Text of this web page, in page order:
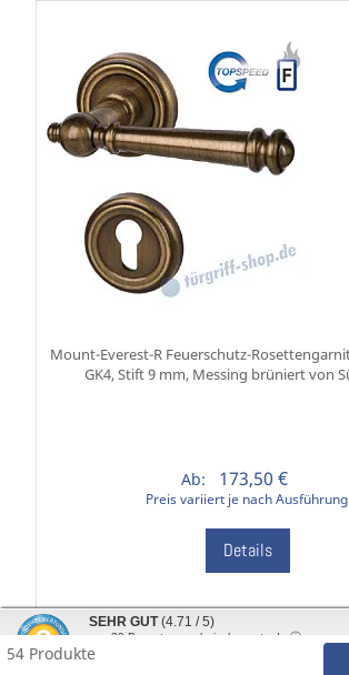
54 Produkte
Mount-Everest-R Feuerschutz-
GK4, Stift 9 mm, Messing brüniert von
Ab: 173,50 €
Preis variiert je nach Ausführung.
Details
Versandkosten
SEHR GUT (4.71 / 5)
30 Bewertungen bei: shopvote.de ⓘ
Informationen zur Echtheit der Bewertungen